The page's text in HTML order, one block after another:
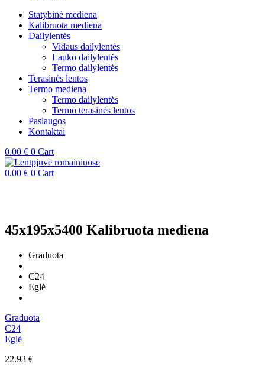
Statybinė mediena
Kalibruota mediena
Dailylentės
Vidaus dailylentės
Lauko dailylentės
Termo dailylentės
Terasinės lentos
Termo mediena
Termo dailylentės
Termo terasinės lentos
Paslaugos
Kontaktai
0.00 € 0 Cart
0.00 € 0 Cart
45x195x5400 Kalibruota mediena
Graduota
C24
Eglė
Graduota
C24
Eglė
22.93 €